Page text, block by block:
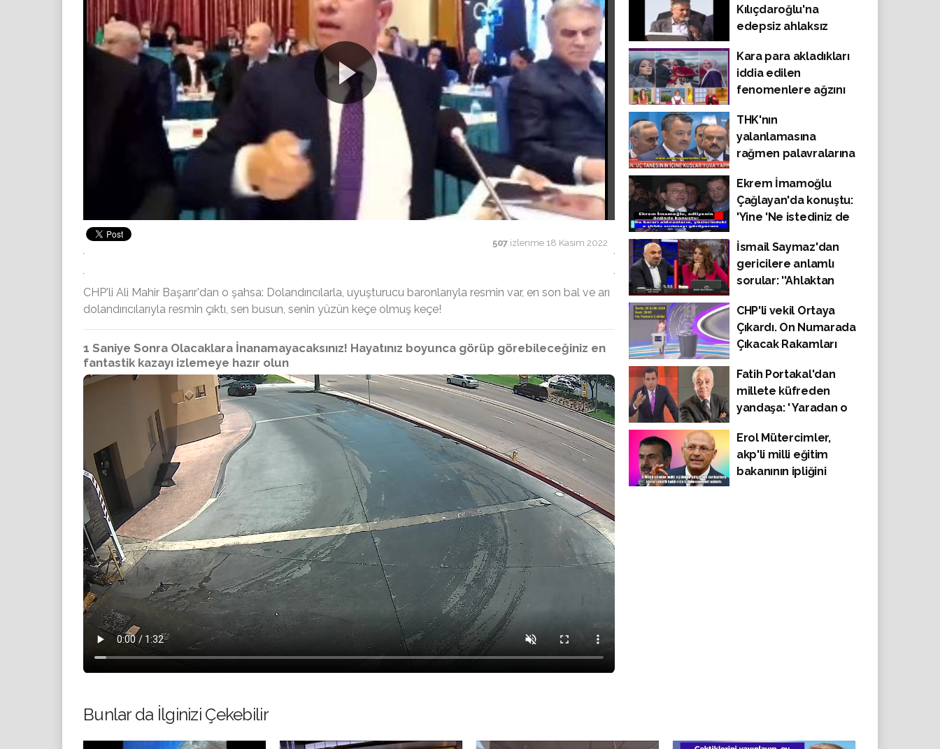
507 izlenme 18 Kasım 2022
CHP'li Ali Mahir Başarır'dan o şahsa: Dolandırıcılarla, uyuşturucu baronlarıyla resmin var, en son bal ve arı
dolandırıcılarıyla resmin çıktı, sen busun, senin yüzün keçe olmuş keçe!
1 Saniye Sonra Olacaklara İnanamayacaksınız! Hayatınız boyunca görüp görebileceğiniz en
fantastik kazayı izlemeye hazır olun
Kılıçdaroğlu'na
edepsiz ahlaksız
Kara para akladıkları
iddia edilen
fenomenlere ağzını
THK'nın
yalanlamasına
rağmen palavralarına
suçladı
Ekrem İmamoğlu
Çağlayan'da konuştu:
'Yine 'Ne istediniz de
zamanlardan kalma
yöntemlerle iş
yapma
İsmail Saymaz'dan
gericilere anlamlı
sorular: ''Ahlaktan
CHP'li vekil Ortaya
Çıkardı. On Numarada
Çıkacak Rakamları
Fatih Portakal'dan
millete küfreden
yandaşa: ' Yaradan o
tattırsın '
Erol Mütercimler,
akp'li milli eğitim
bakanının ipliğini
Bunlar da İlginizi Çekebilir